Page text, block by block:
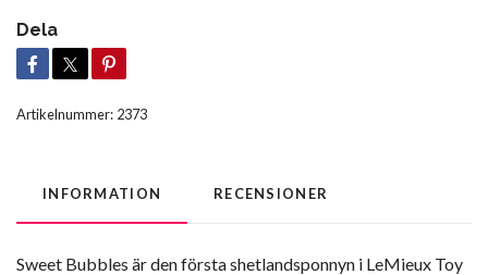
Dela
Artikelnummer: 2373
INFORMATION RECENSIONER
Sweet Bubbles är den första shetlandsponnyn i LeMieux Toy